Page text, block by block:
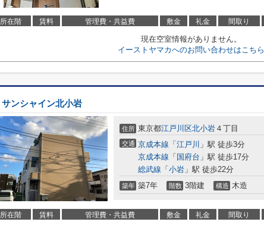
所在階 賃料 管理費・共益費 敷金 礼金 間取り
現在空室情報がありません。
イーストヤマカへのお問い合わせはこちら
サンシャイン北小岩
住所 東京都江戸川区北小岩 ４丁目
交通 京成本線 「 江戸川 」駅 徒歩3分
京成本線 「 国府台 」駅 徒歩17分
総武線 「 小岩 」駅 徒歩22分
築年 築7年 階数 3階建 構造 木造
所在階 賃料 管理費・共益費 敷金 礼金 間取り